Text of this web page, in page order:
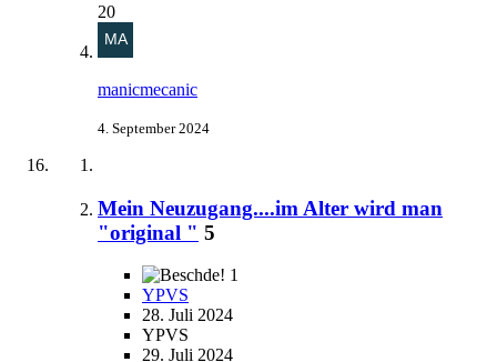
20
manicmecanic
4. September 2024
Mein Neuzugang....im Alter wird man
"original " 5
1
YPVS
28. Juli 2024
YPVS
29. Juli 2024